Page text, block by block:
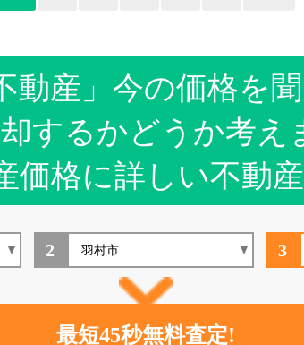
動産」今の価格を
するかどうか考え
価格に詳しい不動
2 3